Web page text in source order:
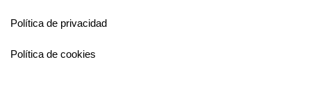
Política de privacidad
Política de cookies